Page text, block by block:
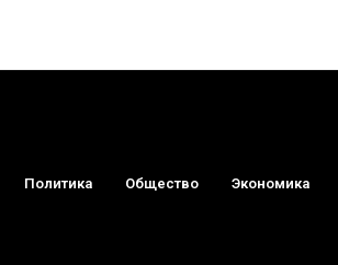
Политика Общество Экономика